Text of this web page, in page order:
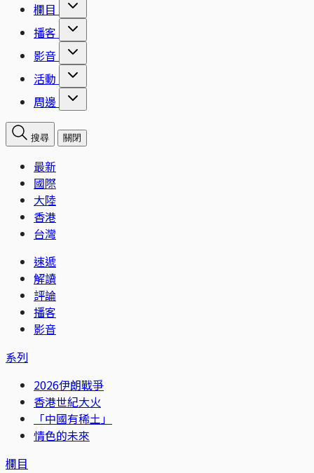
欄目
播客
影音
活動
周邊
搜尋 關閉
最新
國際
大陸
香港
台灣
速遞
解讀
評論
播客
影音
系列
2026伊朗戰爭
香港世紀大火
「中國有稀土」
情色的未來
欄目